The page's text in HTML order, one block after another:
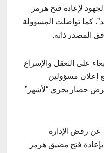
لإعادة فتح هرمز
كما تواصلت المسؤولة
المصدر ذاته.
على التعقل والإسراع
إعلان مسؤولين
حصار بحري “لأشهر”
عن رفض الإدارة
بإعادة فتح مضيق هرمز